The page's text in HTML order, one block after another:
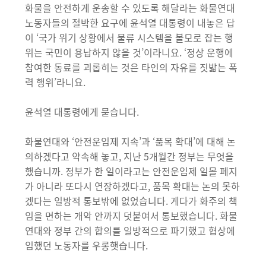
화물을 안전하게 운송할 수 있도록 해달라는 화물연대
노동자들의 절박한 요구에 윤석열 대통령이 내놓은 답
이 ‘국가 위기 상황에서 물류 시스템을 볼모로 잡는 행
위는 국민이 용납하지 않을 것’이라니요. ‘정상 운행에
참여한 동료를 괴롭히는 것은 타인의 자유를 짓밟는 폭
력 행위’라니요.
윤석열 대통령에게 묻습니다.
화물연대와 ‘안전운임제 지속’과 ‘품목 확대’에 대해 논
의하겠다고 약속해 놓고, 지난 5개월간 정부는 무엇을
했습니까. 정부가 한 일이라고는 안전운임제 일몰 폐지
가 아니라 또다시 연장하겠다고, 품목 확대는 논의 못하
겠다는 일방적 통보밖에 없었습니다. 게다가 화주의 책
임을 면하는 개악 안까지 덧붙여서 통보했습니다. 화물
연대와 정부 간의 합의를 일방적으로 파기했고 협상에
임했던 노동자를 우롱햇습니다.